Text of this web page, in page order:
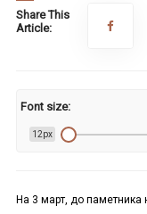
Share This
Article:
Font size:
12px
На 3 март, до